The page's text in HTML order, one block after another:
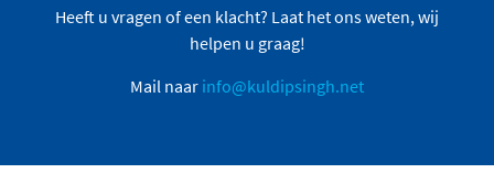
Heeft u vragen of een klacht? Laat het ons weten, wij
helpen u graag!
Mail naar info@kuldipsingh.net